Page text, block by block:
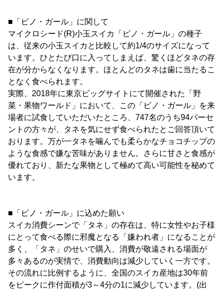
■「ピノ・ガール」に関して
マイクロシード(R)小玉スイカ「ピノ・ガール」の種子
は、従来の小玉スイカと比較して約1/4のサイズになって
います。ひとたび口に入ってしまえば、驚くほどタネの存
在が分からなくなります。ほとんどのタネは歯に当たるこ
となく食べられます。
実際、2018年に東京ビッグサイトにて開催された「野
菜・果物ワールド」において、この「ピノ・ガール」を来
場者に試食していただいたところ、747名のうち94パーセ
ントの方々が、タネを気にせず食べられたとご回答頂いて
おります。万が一タネを噛んでも柔らかなチョコチップの
ような食感で嫌な苦味がありません。さらに甘さと食感が
優れており、新たな果物として極めて高い可能性を秘めて
います。
■「ピノ・ガール」に込めた願い
スイカ消費シーンで「タネ」の存在は、特に女性やお子様
にとって食べる際に邪魔となる「嫌われ者」になることが
多く、「タネ」のせいで購入、消費が敬遠される場面が
多々あるのが実情で、消費動向は減少していく一方です。
その流れに比例するように、全国のスイカ産地は30年前
をピークに作付面積が3～4分の1に減少しています。(出